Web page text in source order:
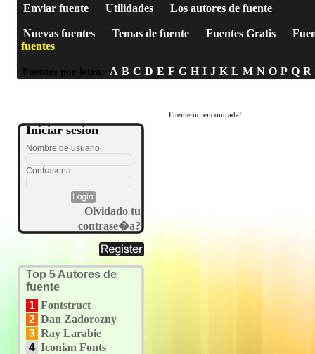
Enviar fuente Utilidades Los autores de fuente
Nuevas fuentes Temas de fuente Fuentes Gratis
fuentes
Fuentes por letra: A B C D E F G H I J K L M N O P Q R
Iniciar sesion
Nombre de usuario:
Contrasena:
Olvidado tu
contrase�a?
Top 5 Autores de
fuente
1 Fontstruct
2 Dan Zadorozny
3 Ray Larabie
4 Iconian Fonts
Fuente no encontrada!